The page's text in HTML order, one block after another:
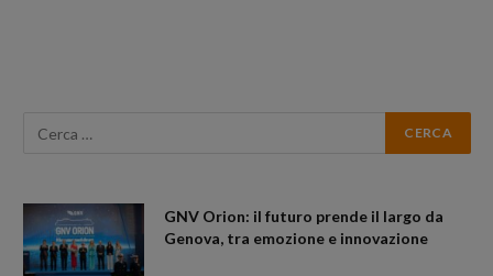
GNV Orion: il futuro prende il largo da
Genova, tra emozione e innovazione